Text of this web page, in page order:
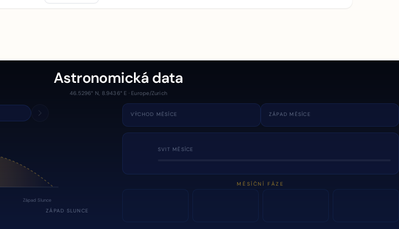
Astronomická data
46.5296° N, 8.9436° E · Europe/Zurich
Západ Slunce
ZÁPAD SLUNCE
VÝCHOD MĚSÍCE ZÁPAD MĚSÍCE
SVIT MĚSÍCE
MĚSÍČNÍ FÁZE